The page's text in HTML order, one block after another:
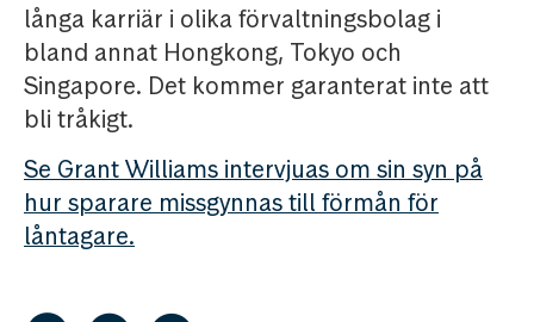
långa karriär i olika förvaltningsbolag i
bland annat Hongkong, Tokyo och
Singapore. Det kommer garanterat inte att
bli tråkigt.
Se Grant Williams intervjuas om sin syn på
hur sparare missgynnas till förmån för
låntagare.